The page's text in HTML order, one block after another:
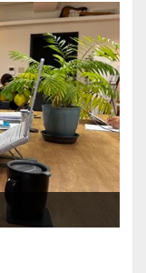
がフォローし
ますから、安
レンジするこ
か担当を持つ
ず、自分の今
し、当社に入
は絶対に学ぶ
的に磨くこと
も用意してい
予定です。
手当制度あ
大事にしてく
を重ねつつ、
任せして自信
クアップしま
ば大丈夫で
ける方をお待
千葉・埼玉と
、幅広い業種
です。
引をしている
客様とスタッ
ります。
パートナーと
していただき
さまざまなメ
方や、経験を
います。
方でも安心し
ていくことを
用が急速に進
効率化につな